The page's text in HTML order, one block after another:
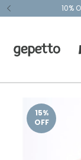
10%
15%
OFF